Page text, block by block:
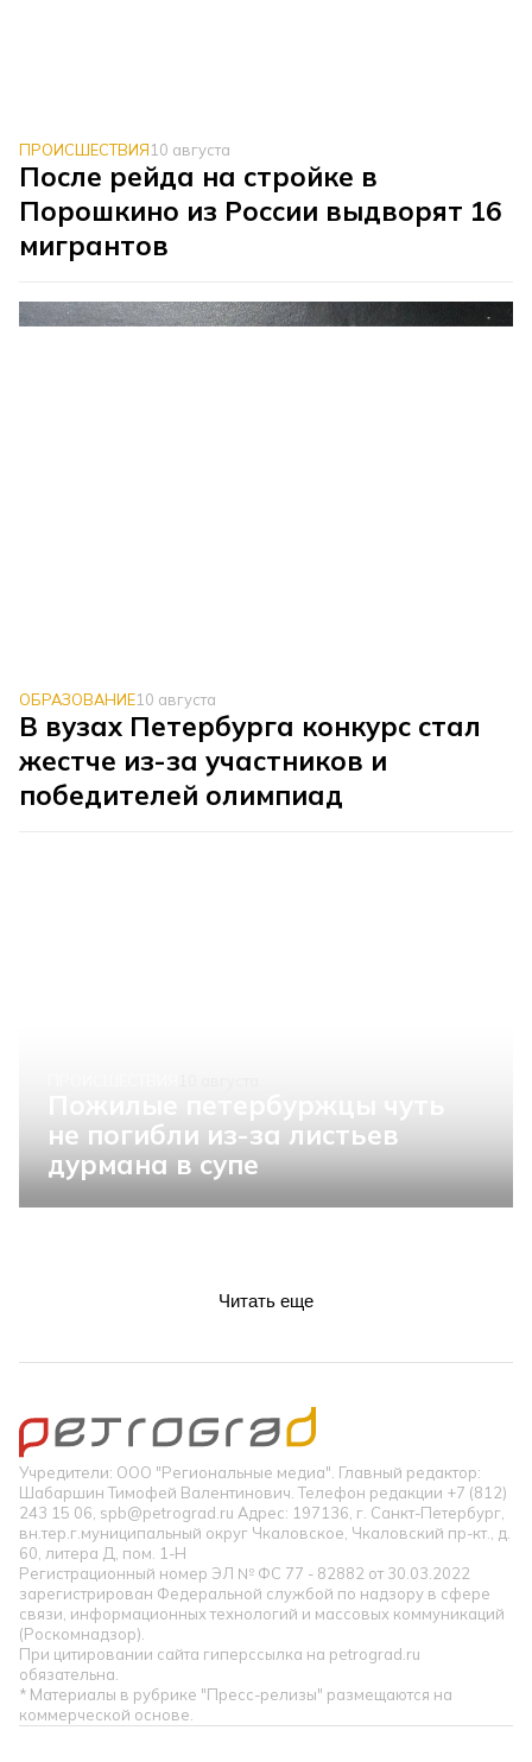
ПРОИСШЕСТВИЯ10 августа
После рейда на стройке в
Порошкино из России выдворят 16
мигрантов
ОБРАЗОВАНИЕ10 августа
В вузах Петербурга конкурс стал
жестче из-за участников и
победителей олимпиад
не погибли из-за листьев
дурмана в супе
Читать еще
Учредители: ООО "Региональные медиа". Главный редактор:
Шабаршин Тимофей Валентинович. Телефон редакции +7 (812)
243 15 06, spb@petrograd.ru Адрес: 197136, г. Санкт-Петербург,
вн.тер.г.муниципальный округ Чкаловское, Чкаловский пр-кт., д.
60, литера Д, пом. 1-Н
Регистрационный номер ЭЛ № ФС 77 - 82882 от 30.03.2022
зарегистрирован Федеральной службой по надзору в сфере
связи, информационных технологий и массовых коммуникаций
(Роскомнадзор).
При цитировании сайта гиперссылка на petrograd.ru
обязательна.
* Материалы в рубрике "Пресс-релизы" размещаются на
коммерческой основе.